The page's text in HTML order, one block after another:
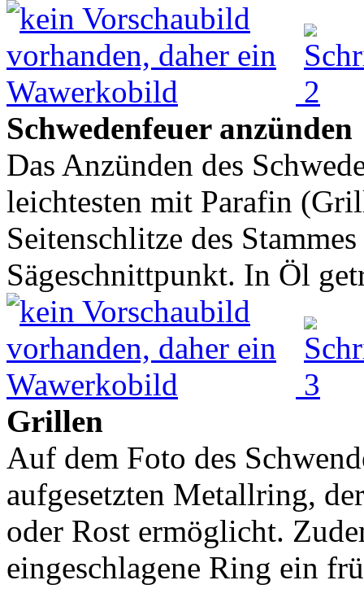
Schwedenfeuer anzünden
Das Anzünden des
leichtesten mit Parafin
Seitenschlitze des
Sägeschnittpunkt. In Öl
Grillen
Auf dem Foto des
aufgesetzten Metallring,
oder Rost ermöglicht.
eingeschlagene Ring ein